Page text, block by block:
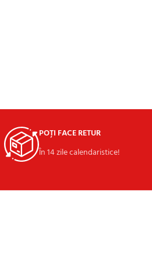
POȚI FACE RETUR
În 14 zile calendaristice!